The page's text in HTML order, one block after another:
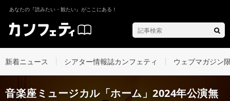
あなたの『読みたい・観たい』がここにある！
新着ニュース シアター情報誌カンフェティ ウェブマガジン
音楽座ミュージカル「ホーム」2024年公演無